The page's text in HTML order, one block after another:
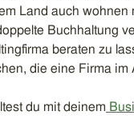
Land auch wohnen
Buchhaltung
beraten zu
die eine Firma im
du mit deinem